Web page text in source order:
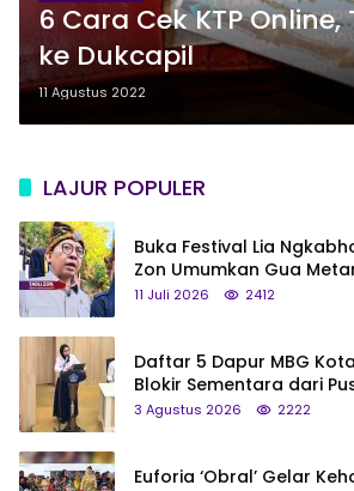
6 Cara Cek KTP Online,
ke Dukcapil
11 Agustus 2022
LAJUR POPULER
Buka Festival Lia
Zon Umumkan Gua
Status Jadi Cagar
11 Juli 2026 2412
Daftar 5 Dapur MBG
Blokir Sementara dari
3 Agustus 2026 2222
Euforia ‘Obral’ Gelar